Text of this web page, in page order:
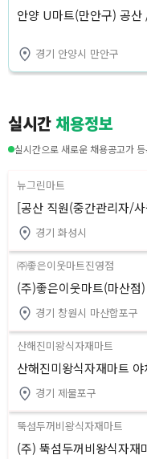
안양 U마트(만안구) 공
경기 안양시 만안구
실시간채용정보
실시간으로 새로운 채용공고가
뉴그린마트
[공산 직원(중간관리자/
경기 화성시
㈜좋은이웃마트진영점
(주)좋은이웃마트(마산점
경기 창원시 마산합포구
산해진미왕식자재마트
산해진미왕식자재마트
경기 제물포구
뚝섬두꺼비왕식자재마트
(주) 뚝섬두꺼비왕식자재